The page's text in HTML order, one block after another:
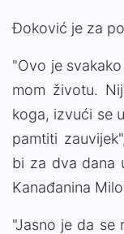
Đoković je za
"Ovo je
mom životu.
koga, izvući se
pamtiti
bi za dva dana
Kanađanina
"Jasno je da se